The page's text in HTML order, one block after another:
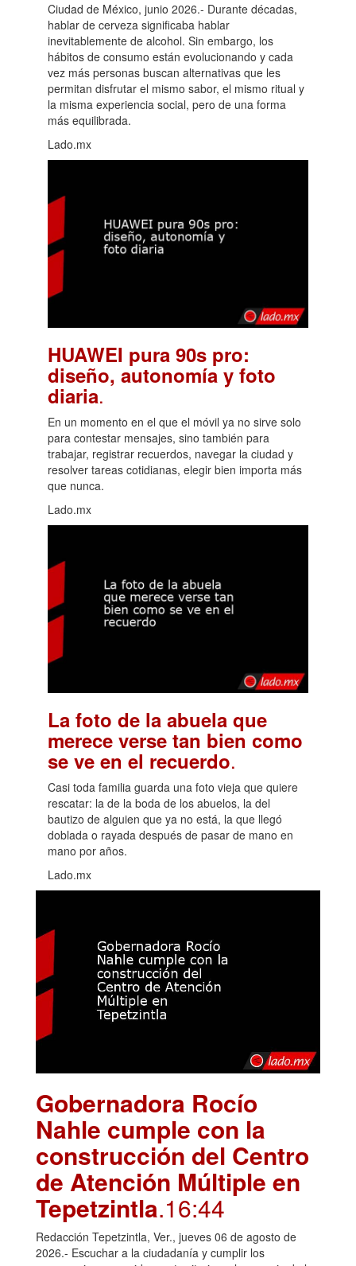
Ciudad de México, junio 2026.- Durante décadas,
hablar de cerveza significaba hablar
inevitablemente de alcohol. Sin embargo, los
hábitos de consumo están evolucionando y cada
vez más personas buscan alternativas que les
permitan disfrutar el mismo sabor, el mismo ritual y
la misma experiencia social, pero de una forma
más equilibrada.
Lado.mx
HUAWEI pura 90s pro:
diseño, autonomía y foto
diaria.
En un momento en el que el móvil ya no sirve solo
para contestar mensajes, sino también para
trabajar, registrar recuerdos, navegar la ciudad y
resolver tareas cotidianas, elegir bien importa más
que nunca.
Lado.mx
La foto de la abuela que
merece verse tan bien como
se ve en el recuerdo.
Casi toda familia guarda una foto vieja que quiere
rescatar: la de la boda de los abuelos, la del
bautizo de alguien que ya no está, la que llegó
doblada o rayada después de pasar de mano en
mano por años.
Lado.mx
Gobernadora Rocío
Nahle cumple con la
construcción del Centro
de Atención Múltiple en
Tepetzintla.16:44
Redacción Tepetzintla, Ver., jueves 06 de agosto de
2026.- Escuchar a la ciudadanía y cumplir los